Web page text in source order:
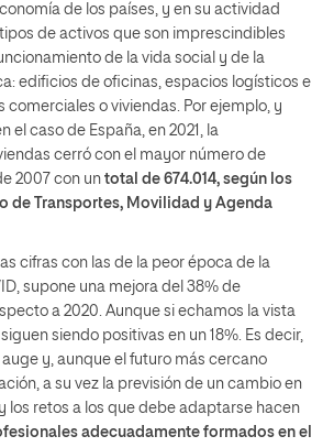
de los países, y en su actividad
de activos que son imprescindibles
de la vida social y de la
edificios de oficinas, espacios logísticos e
comerciales o viviendas. Por ejemplo, y
el caso de España, en 2021, la
cerró con el mayor número de
2007 con un total de 674.014, según los
de Transportes, Movilidad y Agenda
cifras con las de la peor época de la
supone una mejora del 38% de
a 2020. Aunque si echamos la vista
siendo positivas en un 18%. Es decir,
y, aunque el futuro más cercano
a su vez la previsión de un cambio en
los retos a los que debe adaptarse hacen
adecuadamente formados en el